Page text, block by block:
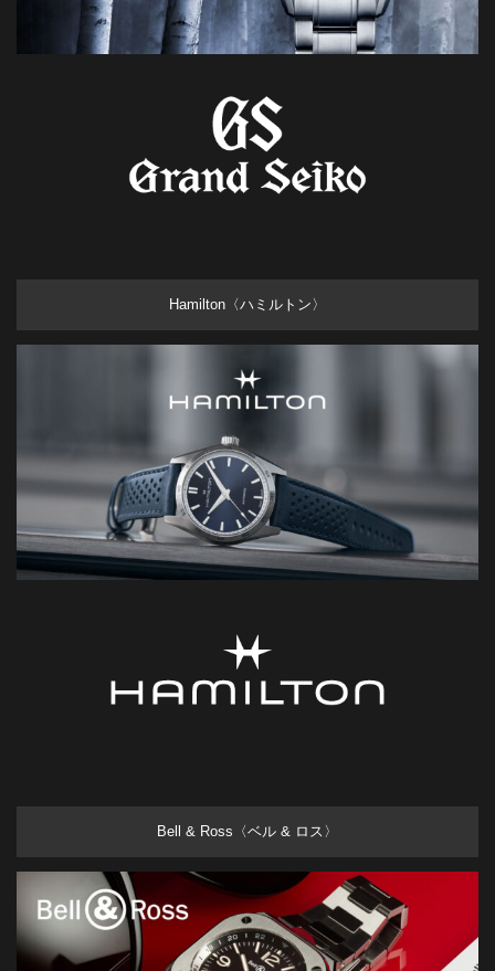
Hamilton〈ハミルトン〉
Bell & Ross〈ベル & ロス〉